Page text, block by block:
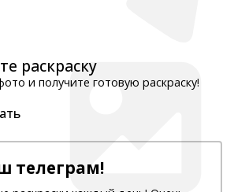
раскраску
и получите готовую раскраску!
телеграм!